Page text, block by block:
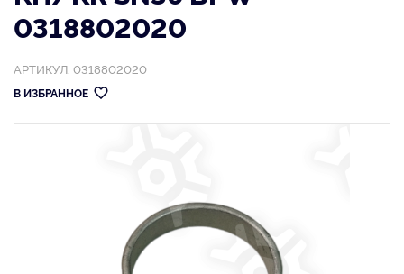
0318802020
АРТИКУЛ: 0318802020
В ИЗБРАННОЕ